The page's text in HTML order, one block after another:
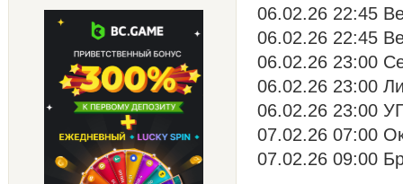
06.02.26 22:45
06.02.26 22:45
06.02.26 23:00
06.02.26 23:00
06.02.26 23:00
07.02.26 07:00
07.02.26 09:00